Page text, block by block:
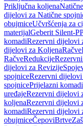
Priključna koljena
dijelovi za Natične
obujmiceUčvršćenja za
materijalGeberit Silent-
komadiRezervni dijelovi
dijelovi za KoljenaRačve
RačveRedukcije
dijelovi za Revizije
spojniceRezervni
spojnicePrijelazni
uređajeRezervni dijelovi
koljenaRezervni dijelovi
komadiRezervni dijelovi
obujmiceČepoviBrtve